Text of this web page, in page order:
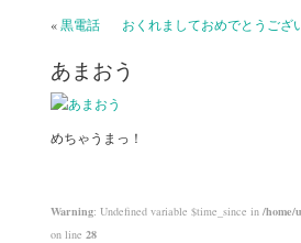
«黒電話 おくれましておめでとうござ
あまおう
めちゃうまっ！
Warning: Undefined variable $time_since in /home/
on line 28